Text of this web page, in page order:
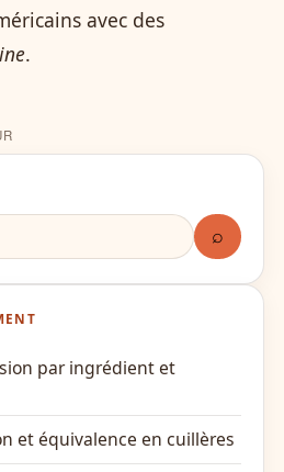
avec des
.
⌕
par ingrédient et
et équivalence en cuillères